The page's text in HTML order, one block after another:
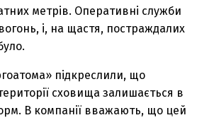
метрів. Оперативні служби
і, на щастя, постраждалих
підкреслили, що
сховища залишається в
В компанії вважають, що цей